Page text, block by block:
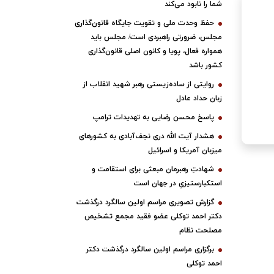
شما را نابود می‌کند
حفظ وحدت ملی و تقویت جایگاه قانون‌گذاری
مجلس، ضرورتی راهبردی است/ مجلس باید
همواره فعال، پویا و کانون اصلی قانون‌گذاری
کشور باشد
روایتی از ساده‌زیستی رهبر شهید انقلاب از
زبان حداد عادل
پاسخ محسن رضایی به تهدیدات ترامپ
هشدار آیت الله دری نجف‌آبادی به کشورهای
میزبان آمریکا و اسرائیل
شهادتِ رهبرمان مبعثی برای استقامت و
استکبارستیزیِ در جهان است
گزارش تصویری مراسم اولین سالگرد درگذشت
دکتر احمد توکلی عضو فقید مجمع تشخیص
مصلحت نظام
برگزاری مراسم اولین سالگرد درگذشت دکتر
احمد توکلی